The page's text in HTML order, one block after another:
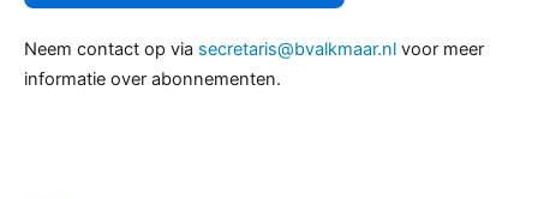
Neem contact op via secretaris@bvalkmaar.nl voor meer
informatie over abonnementen.